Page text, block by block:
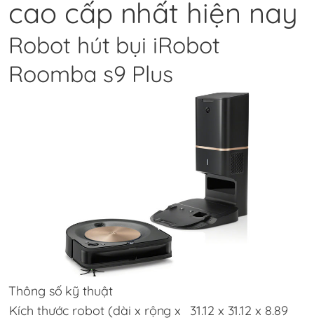
cao cấp nhất hiện nay
Robot hút bụi iRobot
Roomba s9 Plus
Thông số kỹ thuật
Kích thước robot (dài x rộng x
31.12 x 31.12 x 8.89